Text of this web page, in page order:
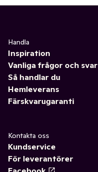
Handla
Inspiration
Vanliga frågor och svar
Så handlar du
Hemleverans
Färskvarugaranti
Kontakta oss
Kundservice
För leverantörer